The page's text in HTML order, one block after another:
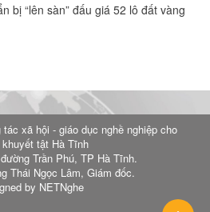
bị “lên sàn” đấu giá 52 lô đất vàng
xã hội - giáo dục nghề nghiệp cho
khuyết tật Hà Tĩnh
Trần Phú, TP Hà Tĩnh.
Thái Ngọc Lâm, Giám đốc.
by NETNghe